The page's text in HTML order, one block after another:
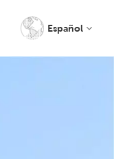
Español